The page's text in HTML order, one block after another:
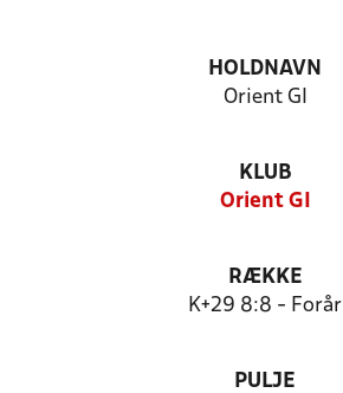
HOLDNAVN
Orient GI
KLUB
Orient GI
RÆKKE
K+29 8:8 - Forår
PULJE